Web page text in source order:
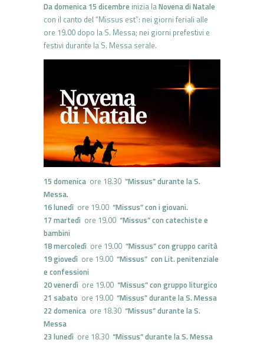
Da domenica 15 dicembre inizia laNovena di Natale
con il canto del “Missus est”: nei giorni feriali alle
ore 19.00 dopo la S. Messa; nei giorni prefestivi e
festivi durante la S. Messa serale.
15 domenica ore 18.30 “Missus” durante la S.
Messa.
16 lunedì ore 19.00 “Missus” con i giovani.
17 martedì ore 19.00 “Missus” con catechiste e
bambini
18 mercoledì ore 19.00 “Missus” con gruppo carità
19 giovedì ore 19.00 “Missus” con Lit. penitenziale
e confessioni
20 venerdì ore 19.00 “Missus” con gruppo liturgico
21 sabato ore 19.00 “Missus” durante la S. Messa
22 domenica ore 18.30 “Missus” durante la S.
Messa
23 lunedì ore 18.30 “Missus” durante la S. Messa